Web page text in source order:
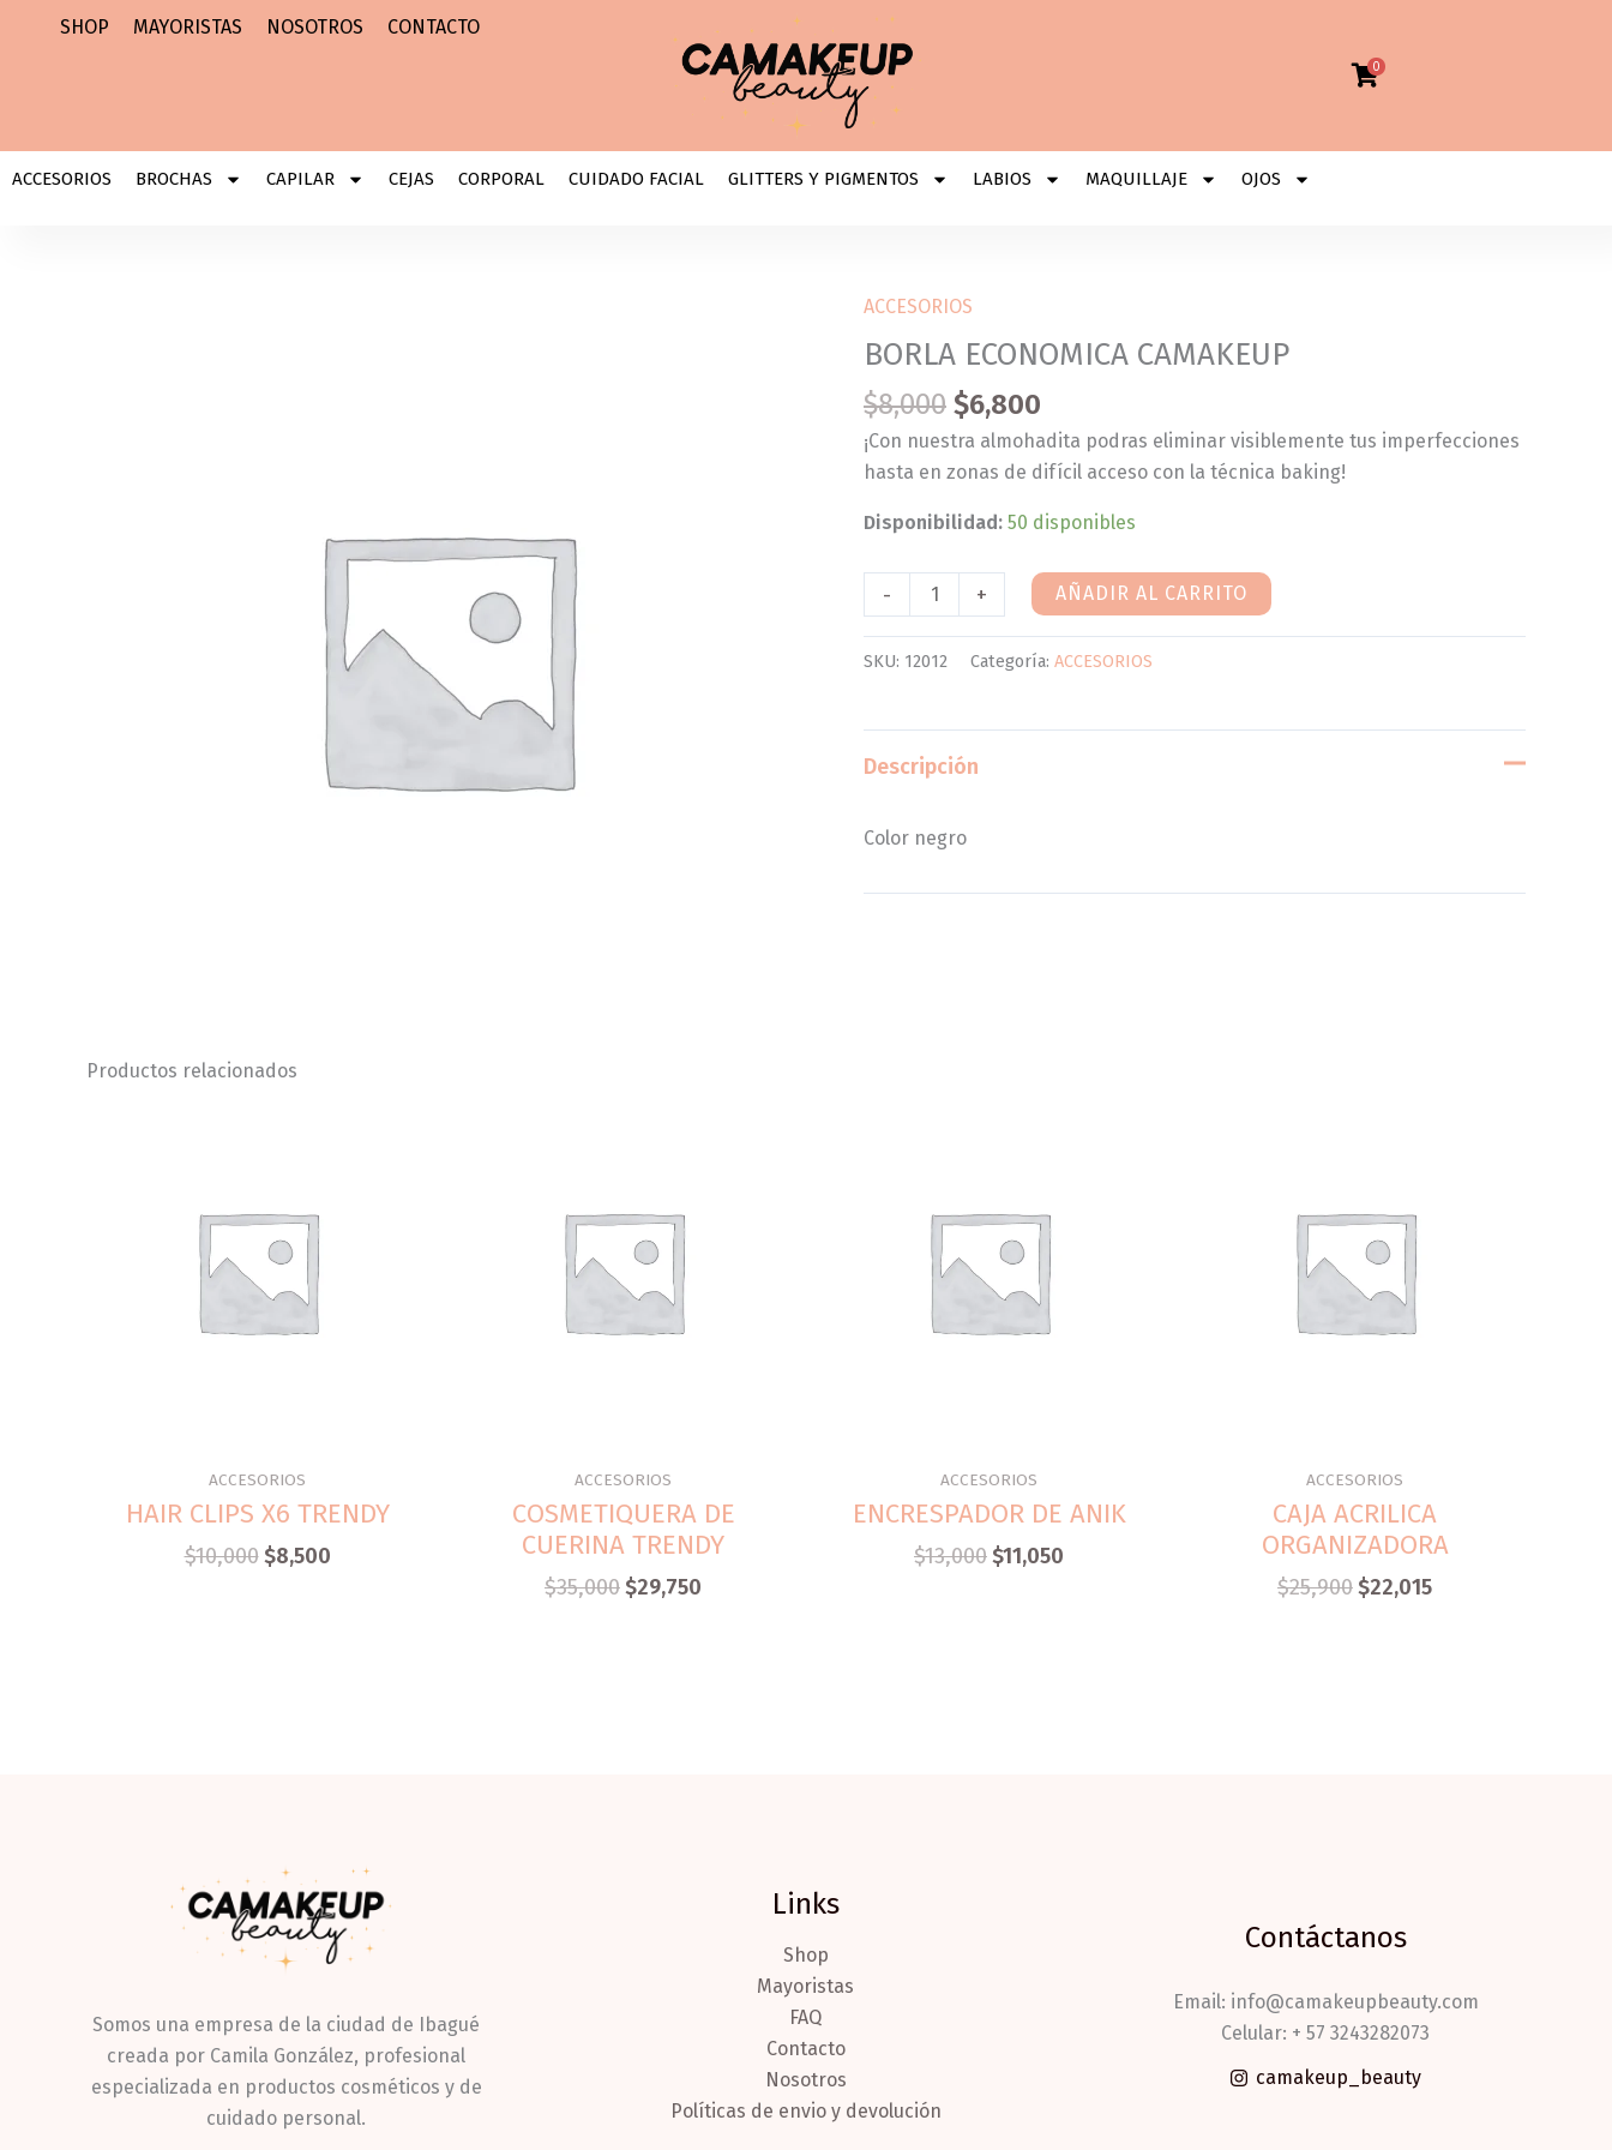
SHOP MAYORISTAS NOSOTROS CONTACTO
0
ACCESORIOS BROCHAS CAPILAR CEJAS CORPORAL CUIDADO FACIAL GLITTERS Y PIGMENTOS LABIOS MAQUILLAJE OJOS
ACCESORIOS
BORLA ECONOMICA CAMAKEUP
$8,000 $6,800
¡Con nuestra almohadita podras eliminar visiblemente tus imperfecciones
hasta en zonas de difícil acceso con la técnica baking!
Disponibilidad: 50 disponibles
-
BORLA
ECONOMICA
cantidad
+ AÑADIR AL CARRITO
SKU: 12012 Categoría: ACCESORIOS
Descripción
Color negro
Productos relacionados
ACCESORIOS
HAIR CLIPS X6 TRENDY
$10,000 $8,500
ACCESORIOS
COSMETIQUERA DE
CUERINA TRENDY
$35,000$29,750
ACCESORIOS
ENCRESPADOR DE ANIK
$13,000$11,050
ACCESORIOS
CAJA ACRILICA
ORGANIZADORA
$25,900$22,015
Somos una empresa de la ciudad de Ibagué
creada por Camila González, profesional
especializada en productos cosméticos y de
cuidado personal.
Links
Shop
Mayoristas
FAQ
Contacto
Nosotros
Políticas de envio y devolución
Contáctanos
Email: info@camakeupbeauty.com
Celular: + 57 3243282073
camakeup_beauty